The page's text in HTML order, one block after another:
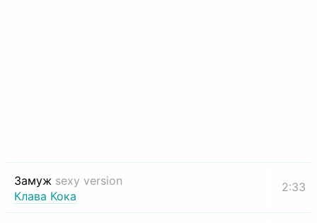
Замуж sexy version
Клава Кока
2:33